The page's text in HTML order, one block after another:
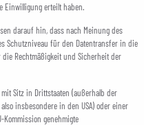
Einwilligung erteilt haben.
darauf hin, dass nach Meinung des
Schutzniveau für den Datentransfer in die
Rechtmäßigkeit und Sicherheit der
Sitz in Drittstaaten (außerhalb der
insbesondere in den USA) oder einer
Kommission genehmigte